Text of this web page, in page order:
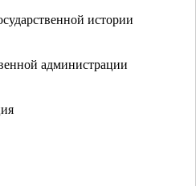
истории
администрации